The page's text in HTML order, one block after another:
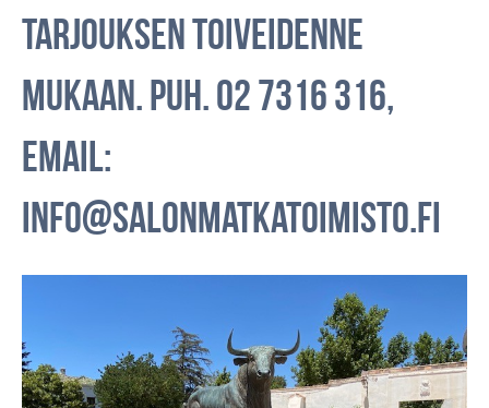
tarjouksen toiveidenne
mukaan. Puh. 02 7316 316,
email:
info@salonmatkatoimisto.fi